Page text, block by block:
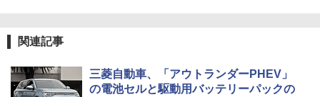
関連記事
三菱自動車、「アウトランダーPHEV」
の電池セルと駆動用バッテリーパックの